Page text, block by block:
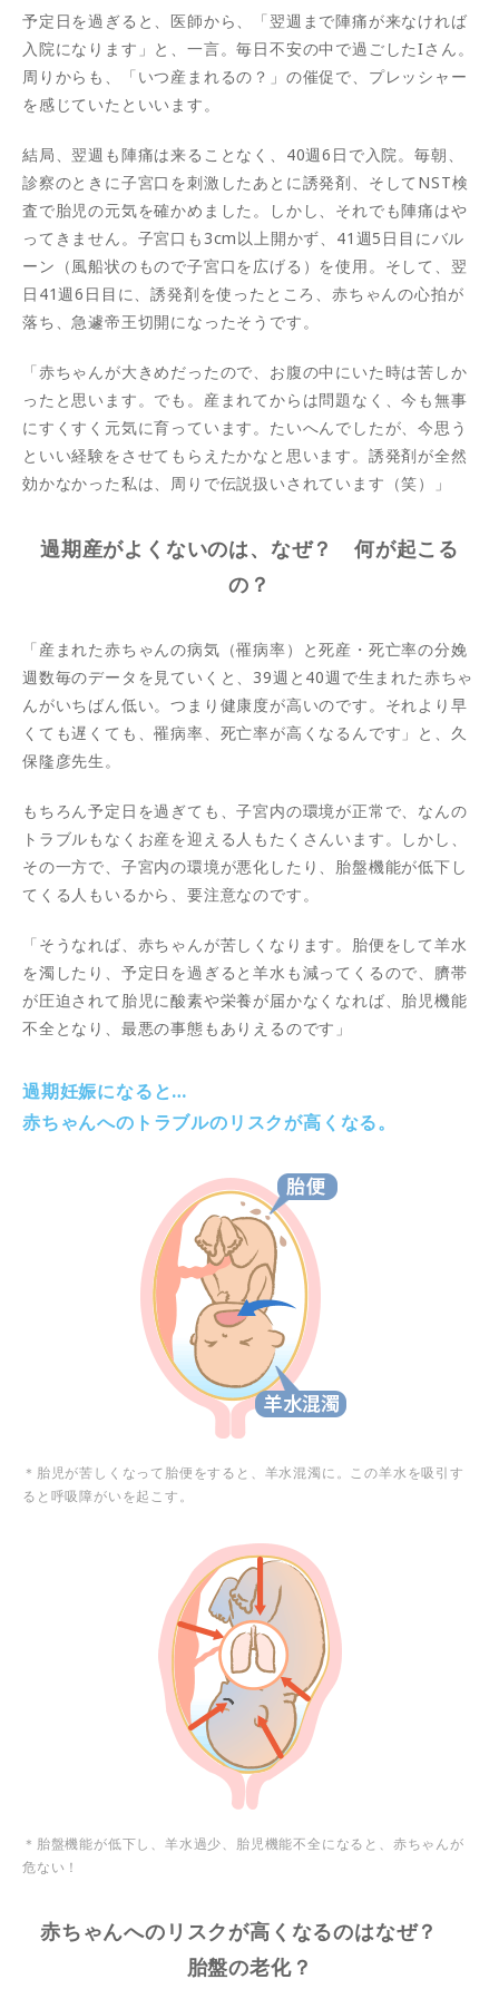
予定日を過ぎると、医師から、「翌週まで陣痛が来なければ
入院になります」と、一言。毎日不安の中で過ごしたIさん。
周りからも、「いつ産まれるの？」の催促で、プレッシャー
を感じていたといいます。
結局、翌週も陣痛は来ることなく、40週6日で入院。毎朝、
診察のときに子宮口を刺激したあとに誘発剤、そしてNST検
査で胎児の元気を確かめました。しかし、それでも陣痛はや
ってきません。子宮口も3cm以上開かず、41週5日目にバル
ーン（風船状のもので子宮口を広げる）を使用。そして、翌
日41週6日目に、誘発剤を使ったところ、赤ちゃんの心拍が
落ち、急遽帝王切開になったそうです。
「赤ちゃんが大きめだったので、お腹の中にいた時は苦しか
ったと思います。でも。産まれてからは問題なく、今も無事
にすくすく元気に育っています。たいへんでしたが、今思う
といい経験をさせてもらえたかなと思います。誘発剤が全然
効かなかった私は、周りで伝説扱いされています（笑）」
過期産がよくないのは、なぜ？ 何が起こる
の？
「産まれた赤ちゃんの病気（罹病率）と死産・死亡率の分娩
週数毎のデータを見ていくと、39週と40週で生まれた赤ちゃ
んがいちばん低い。つまり健康度が高いのです。それより早
くても遅くても、罹病率、死亡率が高くなるんです」と、久
保隆彦先生。
もちろん予定日を過ぎても、子宮内の環境が正常で、なんの
トラブルもなくお産を迎える人もたくさんいます。しかし、
その一方で、子宮内の環境が悪化したり、胎盤機能が低下し
てくる人もいるから、要注意なのです。
「そうなれば、赤ちゃんが苦しくなります。胎便をして羊水
を濁したり、予定日を過ぎると羊水も減ってくるので、臍帯
が圧迫されて胎児に酸素や栄養が届かなくなれば、胎児機能
不全となり、最悪の事態もありえるのです」
過期妊娠になると…
赤ちゃんへのトラブルのリスクが高くなる。
＊胎児が苦しくなって胎便をすると、羊水混濁に。この羊水を吸引す
ると呼吸障がいを起こす。
＊胎盤機能が低下し、羊水過少、胎児機能不全になると、赤ちゃんが
危ない！
赤ちゃんへのリスクが高くなるのはなぜ？
胎盤の老化？